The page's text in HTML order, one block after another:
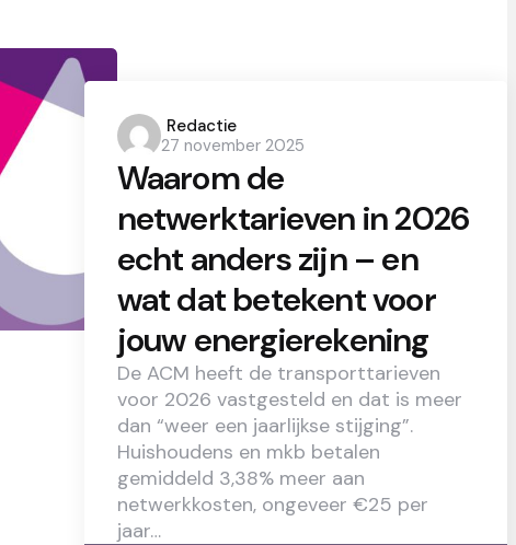
Posted
by
Redactie
27 november 2025
Waarom de
netwerktarieven in 2026
echt anders zijn – en
wat dat betekent voor
jouw energierekening
De ACM heeft de transporttarieven
voor 2026 vastgesteld en dat is meer
dan “weer een jaarlijkse stijging”.
Huishoudens en mkb betalen
gemiddeld 3,38% meer aan
netwerkkosten, ongeveer €25 per
jaar…